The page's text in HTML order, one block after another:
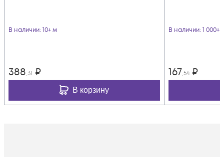
В наличии: 10+ м
388,31 ₽
В корзину
В наличии: 1 000+
167,54 ₽